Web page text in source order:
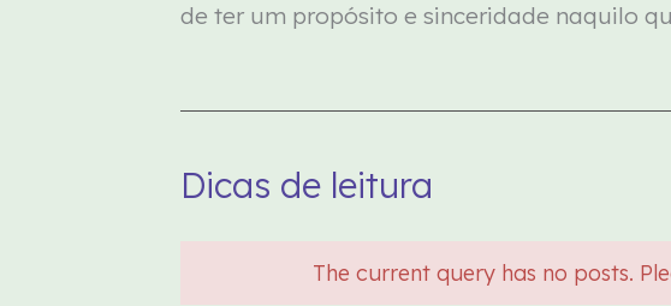
de ter um propósito e sinceridade naquilo
Dicas de leitura
The current query has no posts.